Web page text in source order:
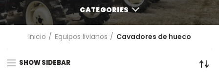
CATEGORIES
Inicio Equipos livianos Cavadores de hueco
SHOW SIDEBAR